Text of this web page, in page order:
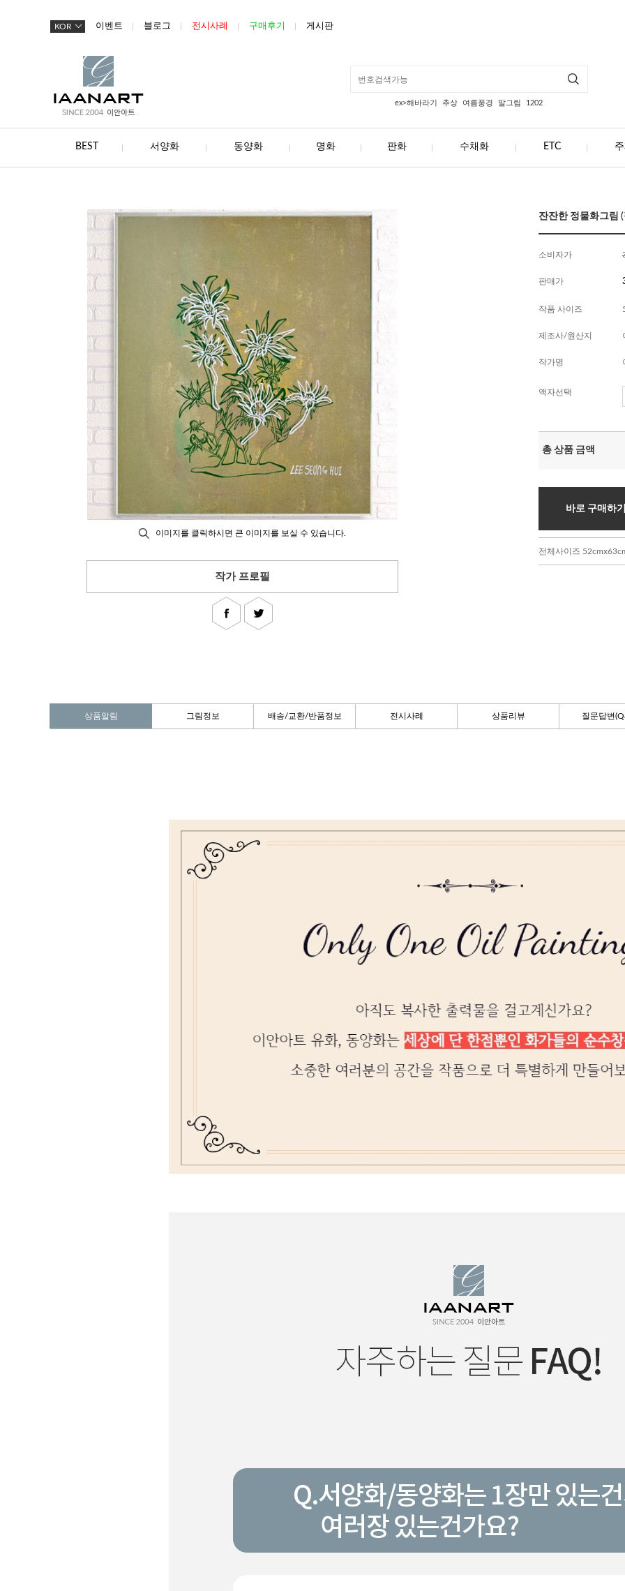
KOR 이벤트 블로그 전시사례 구매후기 게시판
ex>해바라기 추상 여름풍경 말그림 1202
BEST 서양화 동양화 명화 판화 수채화 ETC
이미지를 클릭하시면 큰 이미지를 보실 수 있습니다.
작가 프로필
잔잔한 정물화그림
소비자가
판매가
작품 사이즈
제조사/원산지
작가명
액자선택
총 상품 금액
바로 구매하
전체사이즈
상품알림 그림정보 배송/교환/반품정보 전시사례 상품리뷰 질문답변